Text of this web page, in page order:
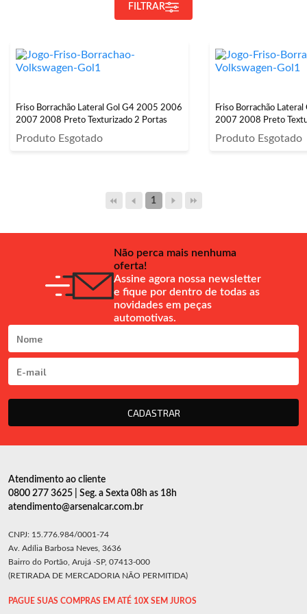
FILTRAR
Friso Borrachão Lateral Gol G4 2005 2006
2007 2008 Preto Texturizado 2 Portas
Produto Esgotado
Friso Borrachão
2007 2008 Preto
Produto Esgotado
1
Não perca mais nenhuma
oferta!
Assine agora nossa newsletter
e fique por dentro de todas as
novidades em peças
automotivas.
CADASTRAR
Atendimento ao cliente
0800 277 3625 | Seg. a Sexta 08h as 18h
atendimento@arsenalcar.com.br
CNPJ: 15.776.984/0001-74
Av. Adília Barbosa Neves, 3636
Bairro do Portão, Arujá -SP, 07413-000
(RETIRADA DE MERCADORIA NÃO PERMITIDA)
PAGUE SUAS COMPRAS EM ATÉ 10X SEM JUROS